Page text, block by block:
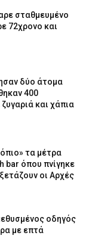
– Τι πρέπει να
σταθμευμένο
72χρονο και
δύο άτομα
400
και χάπια
τα μέτρα
bar όπου πνίγηκε
οι Αρχές
οδηγός
με επτά